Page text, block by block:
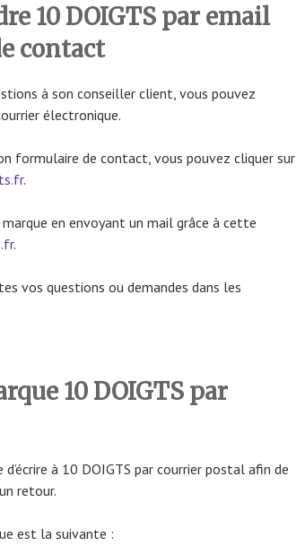
10 DOIGTS par email
contact
à son conseiller client, vous pouvez
électronique.
formulaire de contact, vous pouvez cliquer sur
.
en envoyant un mail grâce à cette
.
vos questions ou demandes dans les
10 DOIGTS par
à 10 DOIGTS par courrier postal afin de
retour.
est la suivante :